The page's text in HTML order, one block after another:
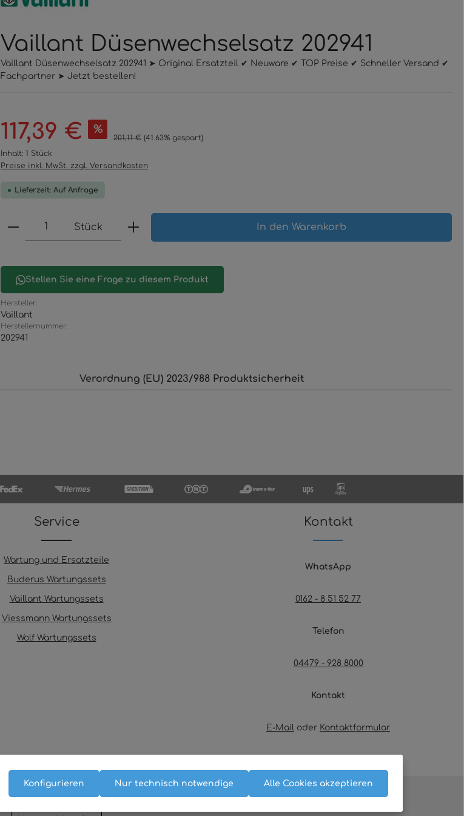
Vaillant Düsenwechselsatz 202941
Vaillant Düsenwechselsatz 202941 ➤ Original Ersatzteil ✔ Neuware ✔ TOP Preise ✔ Schneller Versand ✔
Fachpartner ➤ Jetzt bestellen!
Verkaufspreis:
117,39 € %
Regulärer Preis:
201,11 € (41.63% gespart)
Inhalt: 1 Stück
Preise inkl. MwSt. zzgl. Versandkosten
Lieferzeit: Auf Anfrage
Produkt Anzahl: Gib den gewünschten Wert ein oder
Stück In den Warenkorb
Stellen Sie eine Frage zu diesem Produkt
Hersteller:
Vaillant
Herstellernummer:
202941
Verordnung (EU) 2023/988 Produktsicherheit
Service
Wartung und Ersatzteile
Buderus Wartungssets
Vaillant Wartungssets
Viessmann Wartungssets
Wolf Wartungssets
Kontakt
WhatsApp
0162 - 8 51 52 77
Telefon
04479 - 928 8000
Kontakt
E-Mail oder Kontaktformular
Nur technisch notwendige
Konfigurieren Alle Cookies akzeptieren